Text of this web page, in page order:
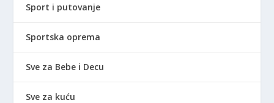
Sport i putovanje
Sportska oprema
Sve za Bebe i Decu
Sve za kuću